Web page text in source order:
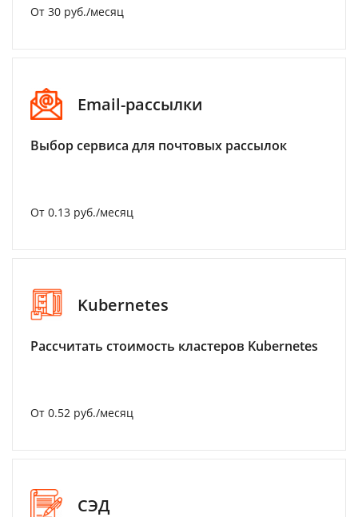
От 30 руб./месяц
Email-рассылки
Выбор сервиса для почтовых рассылок
От 0.13 руб./месяц
Kubernetes
Рассчитать стоимость кластеров Kubernetes
От 0.52 руб./месяц
СЭД